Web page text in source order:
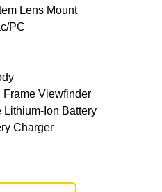
Lens Mount
PC
Frame Viewfinder
Lithium-Ion Battery
Charger